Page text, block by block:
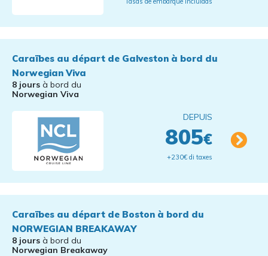
Caraïbes au départ de Galveston à bord du
Norwegian Viva
8 jours à bord du
Norwegian Viva
DEPUIS
805€
+230€ di taxes
Caraïbes au départ de Boston à bord du
NORWEGIAN BREAKAWAY
8 jours à bord du
Norwegian Breakaway